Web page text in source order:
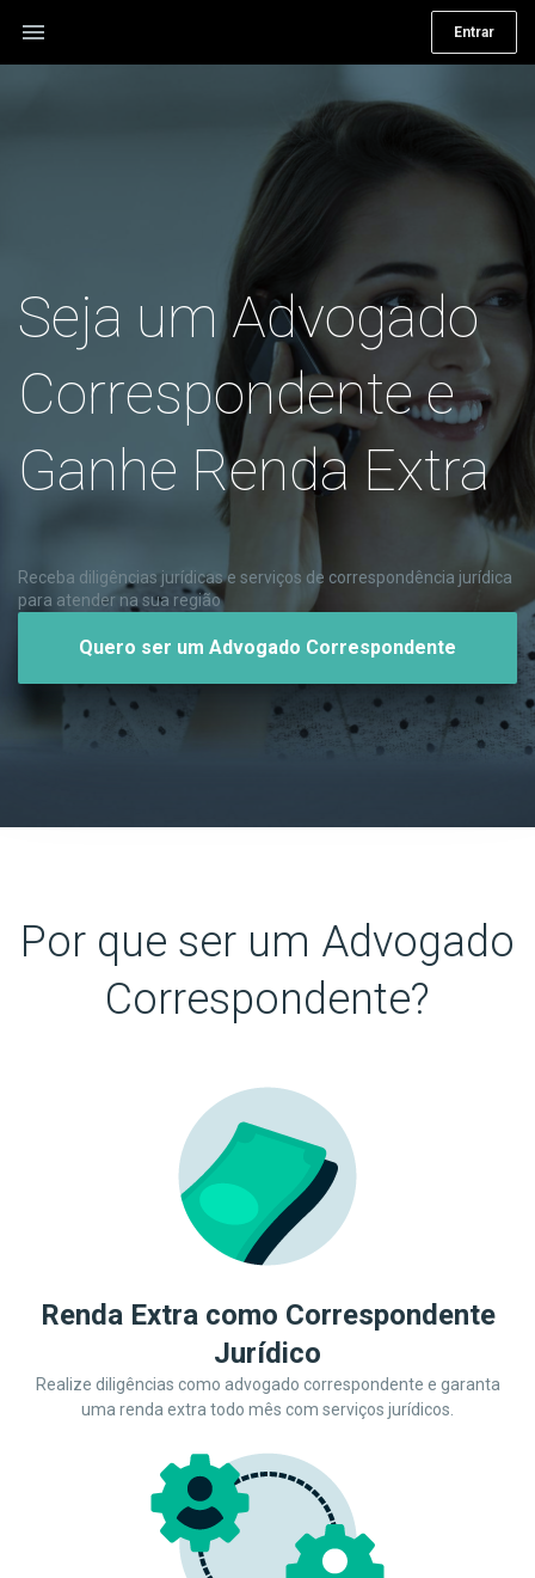
menu Entrar
Seja um Advogado
Correspondente e
Ganhe Renda Extra
Receba diligências jurídicas e serviços de correspondência jurídica
para atender na sua região
Quero ser um Advogado Correspondente
Por que ser um Advogado
Correspondente?
Renda Extra como Correspondente
Jurídico
Realize diligências como advogado correspondente e garanta
uma renda extra todo mês com serviços jurídicos.